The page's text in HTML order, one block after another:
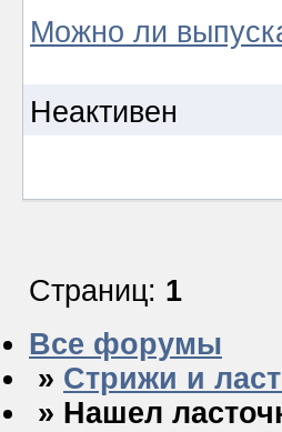
Можно ли
Неактивен
Страниц: 1
Все форумы
» Стрижи и
» Нашел